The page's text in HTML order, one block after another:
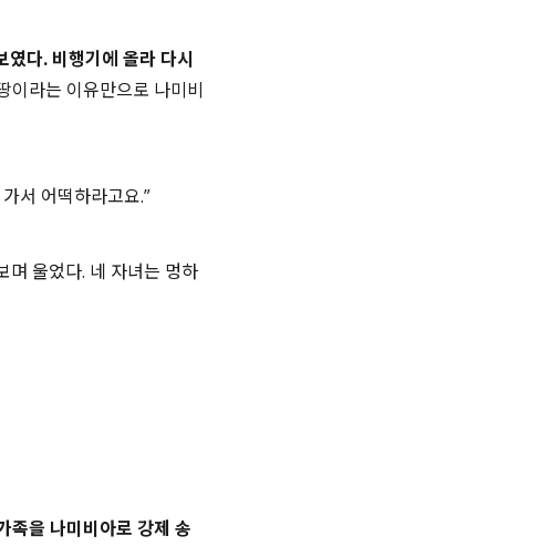
다. 비행기에 올라 다시
이라는 이유만으로 나미비
서 어떡하라고요.”
며 울었다. 네 자녀는 멍하
족을 나미비아로 강제 송